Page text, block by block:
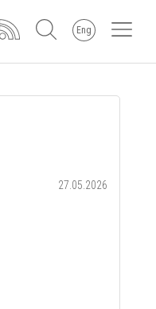
Eng
27.05.2026